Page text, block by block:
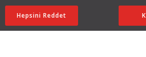
Hepsini Reddet
27.150 TL
21.720TL
Copyright © 2026 Assos Pırlanta -